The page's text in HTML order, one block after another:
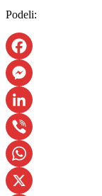
Podeli:
Facebook
Messenger
LinkedIn
Viber
WhatsApp